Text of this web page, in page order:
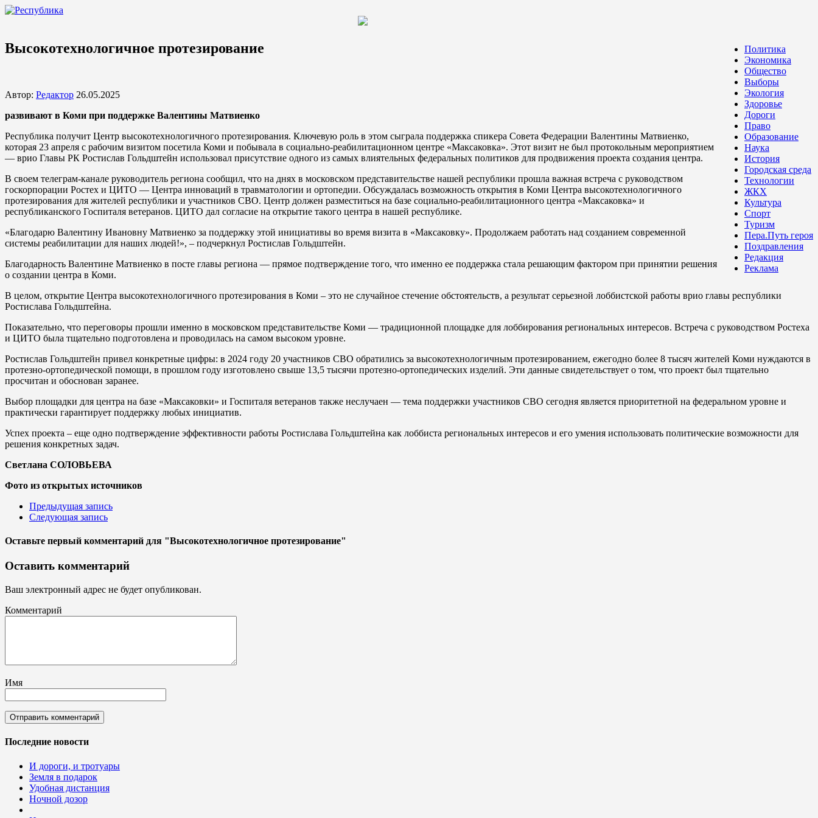
Политика
Экономика
Общество
Выборы
Экология
Здоровье
Дороги
Право
Образование
Наука
История
Городская среда
Технологии
ЖКХ
Культура
Спорт
Туризм
Пера.Путь героя
Поздравления
Редакция
Реклама
Высокотехнологичное протезирование
Автор: Редактор 26.05.2025
развивают в Коми при поддержке Валентины Матвиенко
Республика получит Центр высокотехнологичного протезирования. Ключевую роль в этом сыграла поддержка спикера Совета Федерации Валентины Матвиенко,
которая 23 апреля с рабочим визитом посетила Коми и побывала в социально-реабилитационном центре «Максаковка». Этот визит не был протокольным мероприятием
— врио Главы РК Ростислав Гольдштейн использовал присутствие одного из самых влиятельных федеральных политиков для продвижения проекта создания центра.
В своем телеграм-канале руководитель региона сообщил, что на днях в московском представительстве нашей республики прошла важная встреча с руководством
госкорпорации Ростех и ЦИТО — Центра инноваций в травматологии и ортопедии. Обсуждалась возможность открытия в Коми Центра высокотехнологичного
протезирования для жителей республики и участников СВО. Центр должен разместиться на базе социально-реабилитационного центра «Максаковка» и
республиканского Госпиталя ветеранов. ЦИТО дал согласие на открытие такого центра в нашей республике.
«Благодарю Валентину Ивановну Матвиенко за поддержку этой инициативы во время визита в «Максаковку». Продолжаем работать над созданием современной
системы реабилитации для наших людей!», – подчеркнул Ростислав Гольдштейн.
Благодарность Валентине Матвиенко в посте главы региона — прямое подтверждение того, что именно ее поддержка стала решающим фактором при принятии решения
о создании центра в Коми.
В целом, открытие Центра высокотехнологичного протезирования в Коми – это не случайное стечение обстоятельств, а результат серьезной лоббистской работы врио главы республики
Ростислава Гольдштейна.
Показательно, что переговоры прошли именно в московском представительстве Коми — традиционной площадке для лоббирования региональных интересов. Встреча с руководством Ростеха
и ЦИТО была тщательно подготовлена и проводилась на самом высоком уровне.
Ростислав Гольдштейн привел конкретные цифры: в 2024 году 20 участников СВО обратились за высокотехнологичным протезированием, ежегодно более 8 тысяч жителей Коми нуждаются в
протезно-ортопедической помощи, в прошлом году изготовлено свыше 13,5 тысячи протезно-ортопедических изделий. Эти данные свидетельствует о том, что проект был тщательно
просчитан и обоснован заранее.
Выбор площадки для центра на базе «Максаковки» и Госпиталя ветеранов также неслучаен — тема поддержки участников СВО сегодня является приоритетной на федеральном уровне и
практически гарантирует поддержку любых инициатив.
Успех проекта – еще одно подтверждение эффективности работы Ростислава Гольдштейна как лоббиста региональных интересов и его умения использовать политические возможности для
решения конкретных задач.
Светлана СОЛОВЬЕВА
Фото из открытых источников
Предыдущая запись
Следующая запись
Оставьте первый комментарий для "Высокотехнологичное протезирование"
Оставить комментарий
Ваш электронный адрес не будет опубликован.
Комментарий
Имя
Последние новости
И дороги, и тротуары
Земля в подарок
Удобная дистанция
Ночной дозор